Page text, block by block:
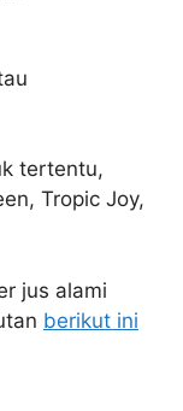
tertentu,
Tropic Joy,
jus alami
berikut ini